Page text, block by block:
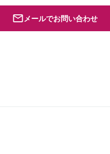
メールでお問い合わせ